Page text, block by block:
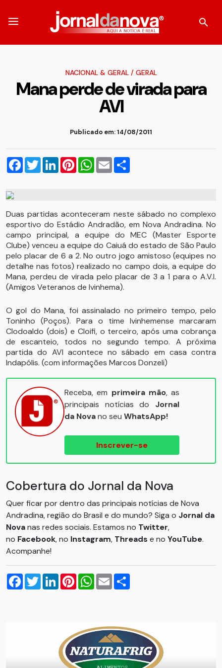
NACIONAL & GERAL/ GERAL
Mana perde de virada para
AVI
Publicado em: 14/08/2011
Facebook
TwitterLinkedInPinterestWhatsApp
Email
Duas partidas aconteceram neste sábado no complexo
esportivo do Estádio Andradão, em Nova Andradina. No
campo principal, a equipe do MEC (Master Esporte
Clube) venceu a equipe do Caiuá do estado de São Paulo
pelo placar de 6 a 2. No outro jogo amistoso (equipes no
detalhe nas fotos) realizado no campo dois, a equipe do
Mana, perdeu de virada pelo placar de 3 a 1 para o A.V.I.
(Amigos Veteranos de Ivinhema).
O gol do Mana, foi assinalado no primeiro tempo, pelo
Toninho (Poços). Para o time Ivinhemense marcaram
Clodoaldo (dois) e Cloifi, o terceiro, após uma cobrança
de escanteio, todos no segundo tempo. A próxima
partida do AVI acontece no sábado em casa contra
Indapólis. (com informações Marcos Donzeli)
Receba, em primeira mão, as
principais notícias do Jornal
da Novano seu WhatsApp!
Inscrever-se
Cobertura do Jornal da Nova
Quer ficar por dentro das principais notícias de Nova
Andradina, região do Brasil e do mundo? Siga o Jornal da
Novanas redes sociais. Estamos no Twitter,
no Facebook, no Instagram, Threads e no YouTube.
Acompanhe!
Facebook
TwitterLinkedInPinterestWhatsApp
Email